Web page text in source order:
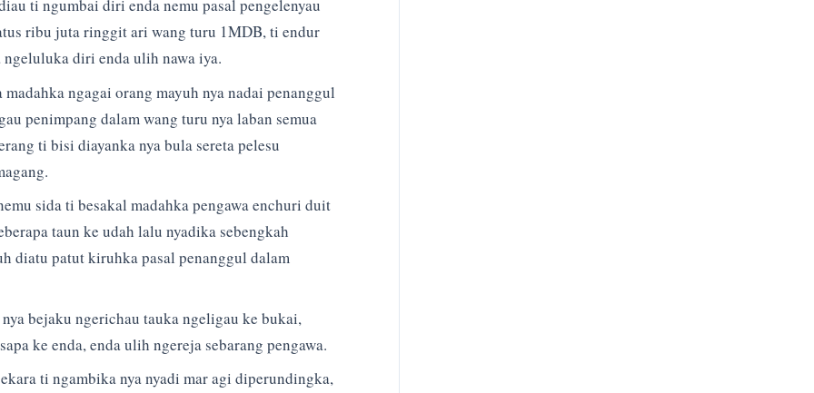
ti ngumbai diri enda nemu pasal pengelenyau
ribu juta ringgit ari wang turu 1MDB, ti endur
ngeluluka diri enda ulih nawa iya.
madahka ngagai orang mayuh nya nadai penanggul
penimpang dalam wang turu nya laban semua
ti bisi diayanka nya bula sereta pelesu
sida ti besakal madahka pengawa enchuri duit
taun ke udah lalu nyadika sebengkah
diatu patut kiruhka pasal penanggul dalam
bejaku ngerichau tauka ngeligau ke bukai,
ke enda, enda ulih ngereja sebarang pengawa.
ti ngambika nya nyadi mar agi diperundingka,